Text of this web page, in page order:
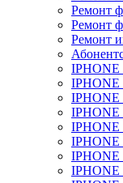
Ремонт
Ремонт
Ремонт
IPHONE
IPHONE
IPHONE
IPHONE
IPHONE
IPHONE
IPHONE
IPHONE